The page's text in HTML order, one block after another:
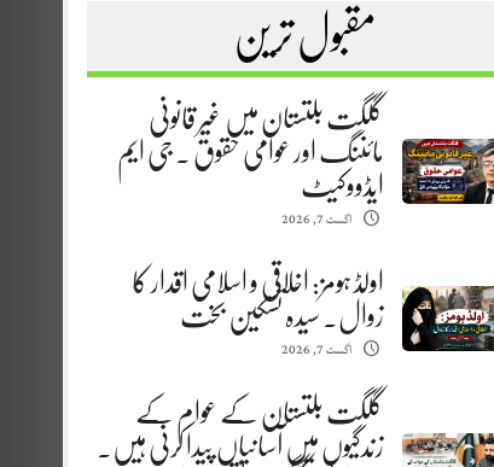
مقبول ترین
گلگت بلتستان میں غیر قانونی
مائننگ اور عوامی حقوق . جی ایم
ایڈووکیٹ
اگست 7, 2026
اولڈ ہومز: اخلاقی و اسلامی اقدار کا
زوال. سیدہ تسکین بخت
اگست 7, 2026
گلگت بلتستان کے عوام کے
زندگیوں میں آسانیاں پیدا کرنی ہیں.